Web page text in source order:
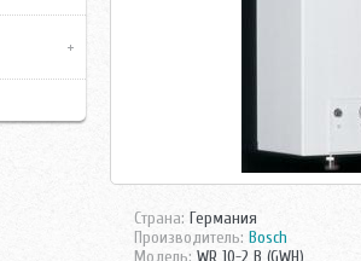
Страна: Германия
Производитель: Bosch
Модель: WR 10-2 B (GWH)